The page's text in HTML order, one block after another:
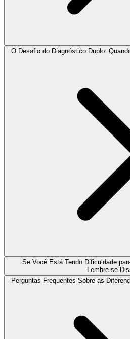
O Desafio do Diagnóstico Duplo:
Se Você Está Tendo Dificuldade
Lembre-se
Perguntas Frequentes Sobre as